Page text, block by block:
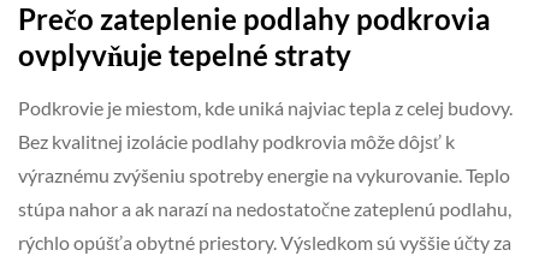
Prečo zateplenie podlahy podkrovia
ovplyvňuje tepelné straty
Podkrovie je miestom, kde uniká najviac tepla z celej budovy.
Bez kvalitnej izolácie podlahy podkrovia môže dôjsť k
výraznému zvýšeniu spotreby energie na vykurovanie. Teplo
stúpa nahor a ak narazí na nedostatočne zateplenú podlahu,
rýchlo opúšťa obytné priestory. Výsledkom sú vyššie účty za